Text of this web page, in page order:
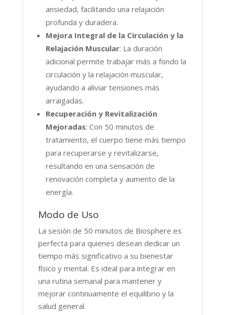
ansiedad, facilitando una relajación
profunda y duradera.
Mejora Integral de la Circulación y la
Relajación Muscular: La duración
adicional permite trabajar más a fondo la
circulación y la relajación muscular,
ayudando a aliviar tensiones más
arraigadas.
Recuperación y Revitalización
Mejoradas: Con 50 minutos de
tratamiento, el cuerpo tiene más tiempo
para recuperarse y revitalizarse,
resultando en una sensación de
renovación completa y aumento de la
energía.
Modo de Uso
La sesión de 50 minutos de Biosphere es
perfecta para quienes desean dedicar un
tiempo más significativo a su bienestar
físico y mental. Es ideal para integrar en
una rutina semanal para mantener y
mejorar continuamente el equilibrio y la
salud general.